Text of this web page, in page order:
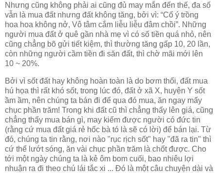
Nhưng cũng không phải ai cũng đủ may mắn đến thế, đa số
vẫn là mua đất nhưng đất không tăng, bởi vì: “Cố ý trồng
hoa hoa không nở, Vô tâm cắm liễu liễu đâm chồi”. Những
người mua đất ở quê gần nhà mẹ vì có số tiền quá nhỏ, nên
cũng chẳng bõ gửi tiết kiệm, thì thường tăng gấp 10, 20 lần,
còn những người cầm tiền đi săn đất, thì chờ mãi mới lên
10 ~ 20%.
Bởi vì sốt đất hay không hoàn toàn là do bơm thổi, đất mua
hú họa thì rất khó sốt, trong lúc đó, đất ở xã X, huyện Y sốt
ầm ầm, nên chúng ta bán đi để qua đó mua, ăn ngay mấy
chục phần trăm! Trong khi đất cũ thì chẳng thấy lên giá, cũng
chẳng thấy mua bán gì, may kiếm được người có đức tin
(rằng cứ mua đất giá rẻ hốc bà tó là sẽ có lời) để bán lại. Từ
đó, chúng ta tin rằng, nơi nào "rục rịch sốt" hay "đã ra tin" thì
cứ thể lướt sóng, ăn vài chục phần trăm là chốt được. Cho
tới một ngày chúng ta là kẻ ôm bom cuối, bao nhiêu lợi
nhuận ra đi theo chú lái tắc xi ... Đó là một câu chuyện dài và